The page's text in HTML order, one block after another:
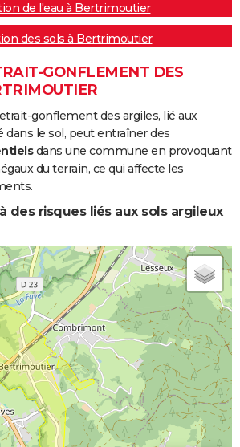
de l'eau à Bertrimoutier
des sols à Bertrimoutier
GONFLEMENT DES
gonflement des argiles, lié aux
le sol, peut entraîner des
dans une commune en provoquant
du terrain, ce qui affecte les
des risques liés aux sols argileux